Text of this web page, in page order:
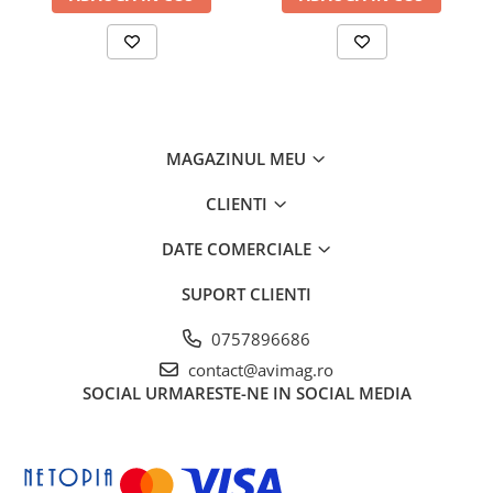
Ciocane si dalti
Clesti si patenti
Scule multifunctionale si accesorii
Unelte & Depozitare
Materiale de constructii
Accesorii echipamente pentru
transport si ridicat
Accesorii usi
MAGAZINUL MEU
CLIENTI
DATE COMERCIALE
SUPORT CLIENTI
0757896686
contact@avimag.ro
SOCIAL URMARESTE-NE IN SOCIAL MEDIA